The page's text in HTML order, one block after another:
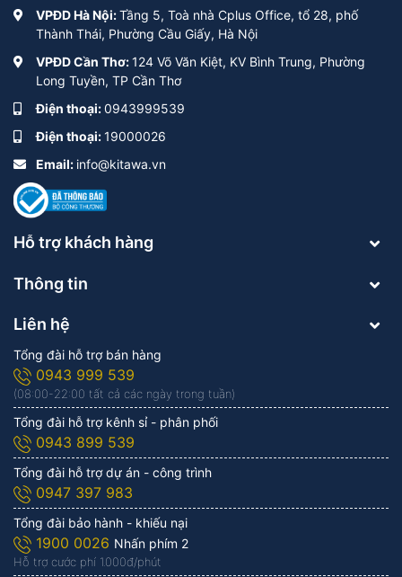
VPĐD Hà Nội:Tầng 5, Toà nhà Cplus Office, tổ 28, phố
Thành Thái, Phường Cầu Giấy, Hà Nội
VPĐD Cần Thơ:124 Võ Văn Kiệt, KV Bình Trung, Phường
Long Tuyền, TP Cần Thơ
Điện thoại:0943999539
Điện thoại:19000026
Email: info@kitawa.vn
Hỗ trợ khách hàng
Thông tin
Liên hệ
Tổng đài hỗ trợ bán hàng
0943 999 539
(08:00-22:00 tất cả các ngày trong tuần)
Tổng đài hỗ trợ kênh sỉ - phân phối
0943 899 539
Tổng đài hỗ trợ dự án - công trình
0947 397 983
Tổng đài bảo hành - khiếu nại
1900 0026 Nhấn phím 2
Hỗ trợ cước phí 1.000đ/phút